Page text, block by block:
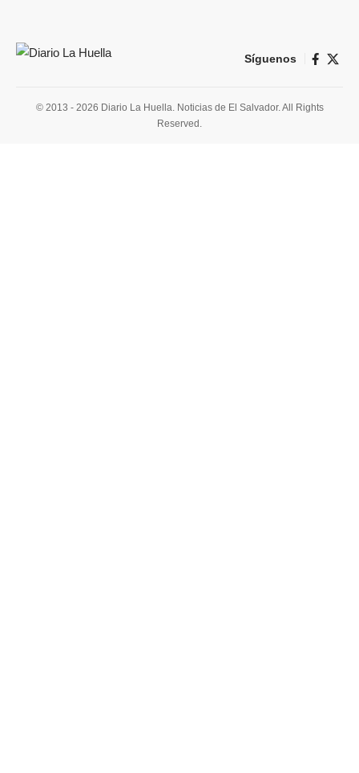
Síguenos
© 2013 - 2026 Diario La Huella. Noticias de El Salvador. All Rights
Reserved.